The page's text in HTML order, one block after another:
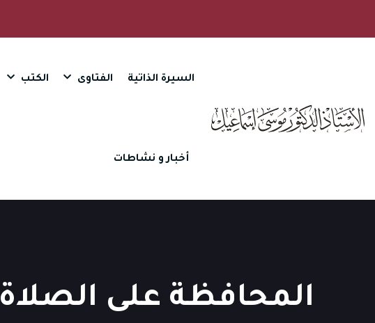
السيرة الذاتية الفتاوى الكتب
أخبار و نشاطات
المحافظة على الصلاة